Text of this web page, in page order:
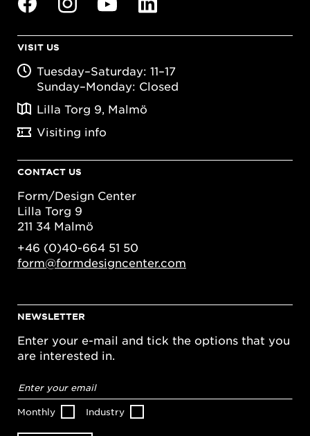
VISIT US
Tuesday–Saturday: 11–17
Sunday–Monday: Closed
Lilla Torg 9, Malmö
Visiting info
CONTACT US
Form/Design Center
Lilla Torg 9
211 34 Malmö
+46 (0)40-664 51 50
form@formdesigncenter.com
NEWSLETTER
Enter your e-mail and tick the options that you
are interested in.
address*
Monthly Industry